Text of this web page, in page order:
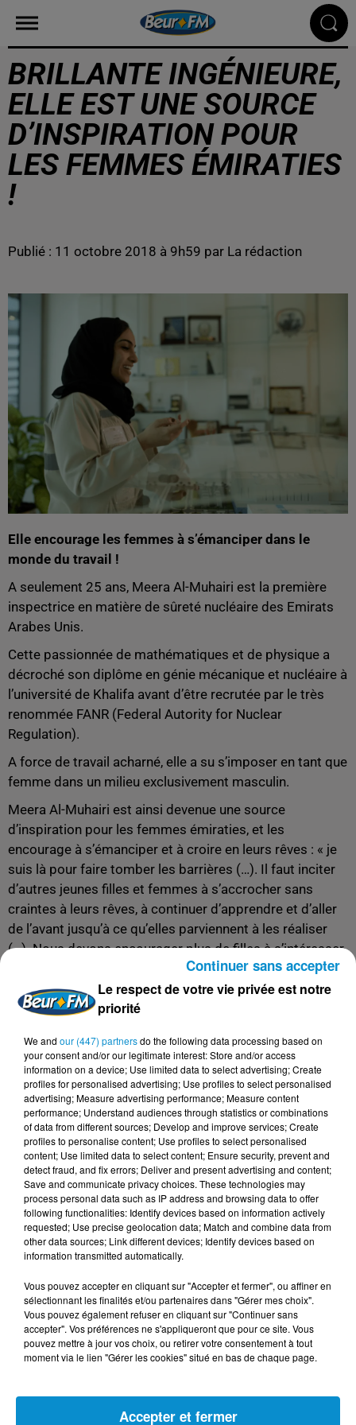
BRILLANTE INGÉNIEURE,
ELLE EST UNE SOURCE
D’INSPIRATION POUR
LES FEMMES ÉMIRATIES
!
Publié : 11 octobre 2018 à 9h59 par La rédaction
Elle encourage les femmes à s’émanciper dans le
monde du travail !
A seulement 25 ans, Meera Al-Muhairi est la première
inspectrice en matière de sûreté nucléaire des Emirats
Arabes Unis.
Cette passionnée de mathématiques et de physique a
décroché son diplôme en génie mécanique et nucléaire à
l’université de Khalifa avant d’être recrutée par le très
renommée FANR (Federal Autority for Nuclear
Regulation).
A force de travail acharné, elle a su s’imposer en tant que
femme dans un milieu exclusivement masculin.
Meera Al-Muhairi est ainsi devenue une source
d’inspiration pour les femmes émiraties, et les
encourage à s’émanciper et à croire en leurs rêves : « je
suis là pour faire tomber les barrières (…). Il faut inciter
d’autres jeunes filles et femmes à s’accrocher sans
craintes à leurs rêves, à continuer d’apprendre et d’aller
de l’avant jusqu’à ce qu’elles parviennent à les réaliser
(…). Nous devons encourager plus de filles à s’intéresser
aux carrières scientifiques, d’ingénieurs ou
d’astronautes, et cela doit commencer à la maison ou à
l’école ».
FIL D'ACTUS
5 août 2026
Visas français : l’Algérie décroche, le
Maroc et la Tunisie...
4 août 2026
152 Palestiniens tués en juillet, le bilan
4 août 2026
Mort de Cheikh F., l’enquête fragilise la
Le respect de votre vie privée est notre
priorité
We and our (447) partnersdo the following data processing based on
your consent and/or our legitimate interest: Store and/or access
information on a device; Use limited data to select advertising; Create
profiles for personalised advertising; Use profiles to select personalised
advertising; Measure advertising performance; Measure content
performance; Understand audiences through statistics or combinations
of data from different sources; Develop and improve services; Create
profiles to personalise content; Use profiles to select personalised
content; Use limited data to select content; Ensure security, prevent and
detect fraud, and fix errors; Deliver and present advertising and content;
Save and communicate privacy choices. These technologies may
process personal data such as IP address and browsing data to offer
following functionalities: Identify devices based on information actively
requested; Use precise geolocation data; Match and combine data from
other data sources; Link different devices; Identify devices based on
information transmitted automatically.
Vous pouvez accepter en cliquant sur "Accepter et fermer", ou affiner en
sélectionnant les finalités et/ou partenaires dans "Gérer mes choix".
Vous pouvez également refuser en cliquant sur "Continuer sans
accepter". Vos préférences ne s'appliqueront que pour ce site. Vous
pouvez mettre à jour vos choix, ou retirer votre consentement à tout
moment via le lien "Gérer les cookies" situé en bas de chaque page.
Accepter et fermer
Continuer sans accepter